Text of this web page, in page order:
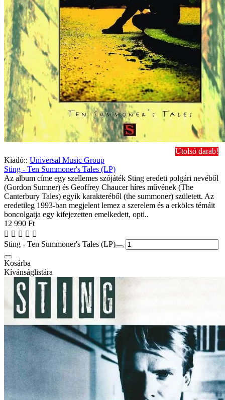
Utolsó darab!
Kiadó:: Universal Music Group
Sting - Ten Summoner's Tales (LP)
Az album címe egy szellemes szójáték Sting eredeti polgári nevéből
(Gordon Sumner) és Geoffrey Chaucer híres művének (The
Canterbury Tales) egyik karakteréből (the summoner) született. Az
eredetileg 1993-ban megjelent lemez a szerelem és a erkölcs témáit
boncolgatja egy kifejezetten emelkedett, opti..
12 990 Ft
Sting - Ten Summoner's Tales (LP)
Kosárba
Kívánságlistára